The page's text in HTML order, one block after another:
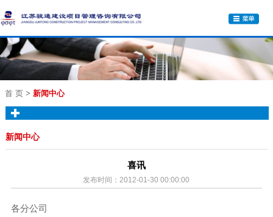
首 页 > 新闻中心
新闻中心
喜讯
发布时间：2012-01-30 00:00:00
各分公司